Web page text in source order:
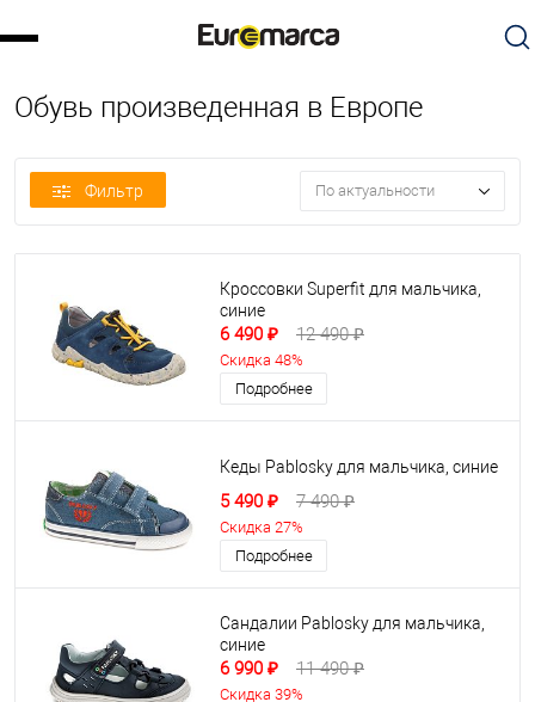
Обувь произведенная в Европе
Фильтр По актуальности
Кроссовки Superfit для мальчика,
синие
6 490 ₽ 12 490 ₽
Скидка 48%
Подробнее
Кеды Pablosky для мальчика, синие
5 490 ₽ 7 490 ₽
Скидка 27%
Подробнее
Сандалии Pablosky для мальчика,
синие
6 990 ₽ 11 490 ₽
Скидка 39%